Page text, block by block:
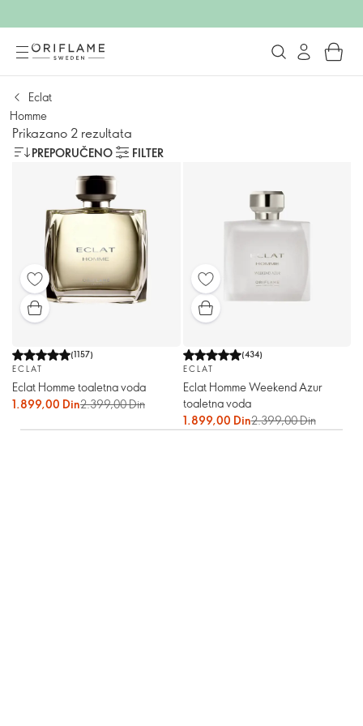
Eclat
Homme
Prikazano 2 rezultata
PREPORUČENO FILTER
(1157)
ECLAT
Eclat Homme toaletna voda
1.899,00 Din2.399,00 Din
(434)
ECLAT
Eclat Homme Weekend Azur
toaletna voda
1.899,00 Din2.399,00 Din